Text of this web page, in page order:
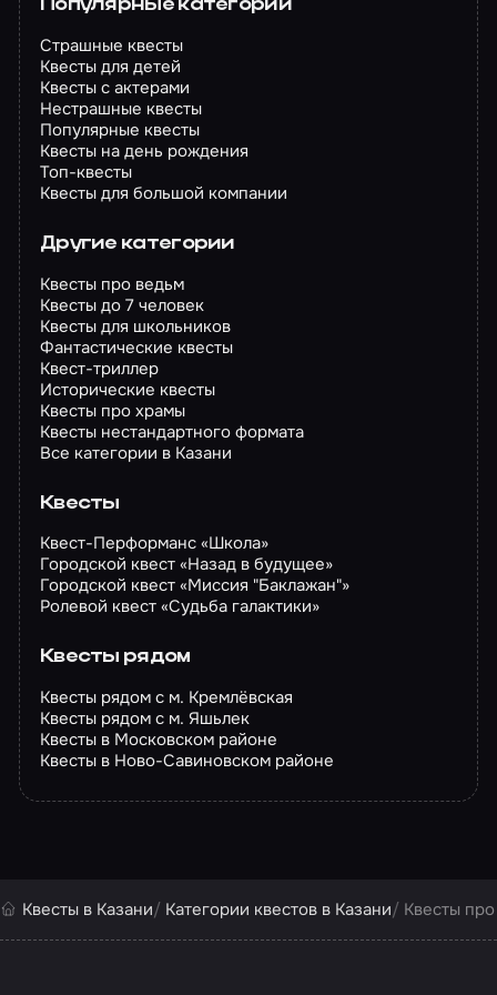
Популярные категории
Страшные квесты
Квесты для детей
Квесты с актерами
Нестрашные квесты
Популярные квесты
Квесты на день рождения
Топ-квесты
Квесты для большой компании
Другие категории
Квесты про ведьм
Квесты до 7 человек
Квесты для школьников
Фантастические квесты
Квест-триллер
Исторические квесты
Квесты про храмы
Квесты нестандартного формата
Все категории в Казани
Квесты
Квест-Перформанс «Школа»
Городской квест «Назад в будущее»
Городской квест «Миссия "Баклажан"»
Ролевой квест «Судьба галактики»
Квесты рядом
Квесты рядом с м. Кремлёвская
Квесты рядом с м. Яшьлек
Квесты в Московском районе
Квесты в Ново-Савиновском районе
Квесты в Казани Категории квестов в Казани Квесты